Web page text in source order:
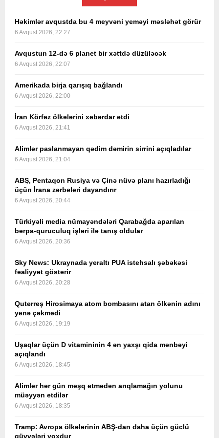
Həkimlər avqustda bu 4 meyvəni yeməyi məsləhət görür
6 Avqust 2026, 22:27
Avqustun 12-də 6 planet bir xəttdə düzüləcək
6 Avqust 2026, 22:07
Amerikada birja qarışıq bağlandı
6 Avqust 2026, 22:00
İran Körfəz ölkələrini xəbərdar etdi
6 Avqust 2026, 21:41
Alimlər paslanmayan qədim dəmirin sirrini açıqladılar
6 Avqust 2026, 21:04
ABŞ, Pentaqon Rusiya və Çinə nüvə planı hazırladığı
üçün İrana zərbələri dayandırır
6 Avqust 2026, 20:44
Türkiyəli media nümayəndələri Qarabağda aparılan
bərpa-quruculuq işləri ilə tanış oldular
6 Avqust 2026, 20:36
Sky News: Ukraynada yeraltı PUA istehsalı şəbəkəsi
fəaliyyət göstərir
6 Avqust 2026, 20:28
Quterreş Hirosimaya atom bombasını atan ölkənin adını
yenə çəkmədi
6 Avqust 2026, 19:19
Uşaqlar üçün D vitamininin 4 ən yaxşı qida mənbəyi
açıqlandı
6 Avqust 2026, 18:45
Alimlər hər gün məşq etmədən arıqlamağın yolunu
müəyyən etdilər
6 Avqust 2026, 18:35
Tramp: Avropa ölkələrinin ABŞ-dan daha üçün güclü
qüvvələri yoxdur